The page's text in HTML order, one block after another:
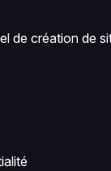
de création de